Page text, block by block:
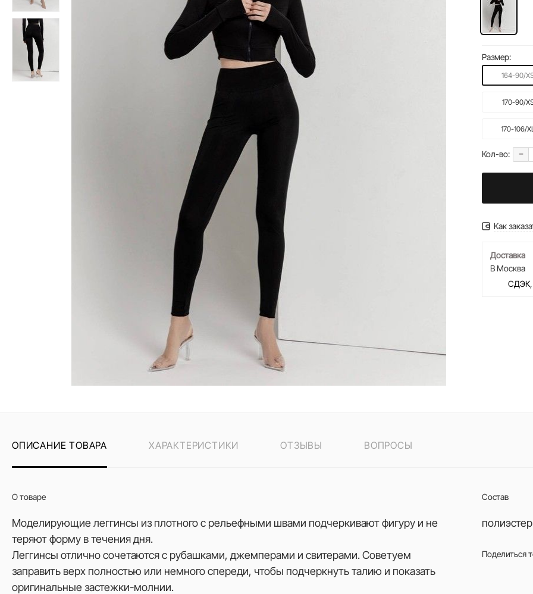
Размер:
164-90/
170-90/
170-106/
Кол-во: -
Как
Доставка
В Москва
СДЭК,
ОПИСАНИЕ ТОВАРА ХАРАКТЕРИСТИКИ ОТЗЫВЫ ВОПРОСЫ
О товаре
Моделирующие леггинсы из плотного с рельефными швами подчеркивают фигуру и не
теряют форму в течения дня.
Леггинсы отлично сочетаются с рубашками, джемперами и свитерами. Советуем
заправить верх полностью или немного спереди, чтобы подчеркнуть талию и показать
оригинальные застежки-молнии.
Состав
полиэстер
Поделиться